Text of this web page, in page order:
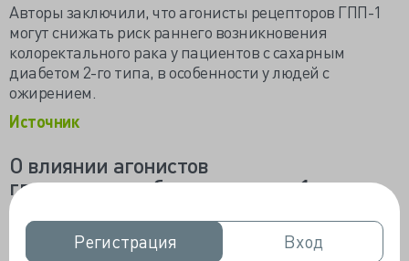
Регистрация
Регистрация Вход
Вход
Авторы заключили, что агонисты рецепторов ГПП-1
могут снижать риск раннего возникновения
колоректального рака у пациентов с сахарным
диабетом 2-го типа, в особенности у людей с
ожирением.
Источник
О влиянии агонистов
глюкагоноподобного пептида-1 на
онкологический риск
Популярность агонистов рецепторов